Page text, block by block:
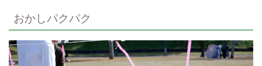
おかしパクパク